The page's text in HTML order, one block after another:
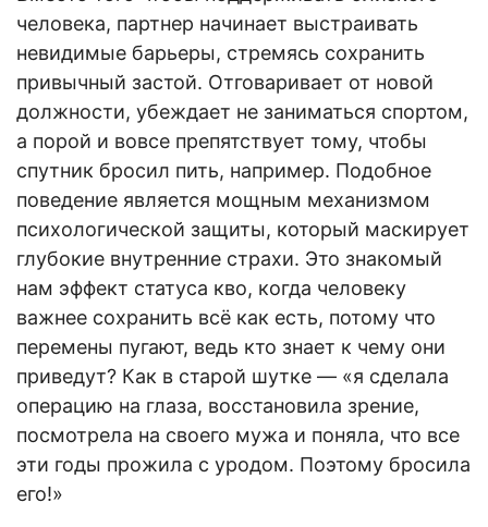
человека, партнер начинает выстраивать
невидимые барьеры, стремясь сохранить
привычный застой. Отговаривает от новой
должности, убеждает не заниматься спортом,
а порой и вовсе препятствует тому, чтобы
спутник бросил пить, например. Подобное
поведение является мощным механизмом
психологической защиты, который маскирует
глубокие внутренние страхи. Это знакомый
нам эффект статуса кво, когда человеку
важнее сохранить всё как есть, потому что
перемены пугают, ведь кто знает к чему они
приведут? Как в старой шутке — «я сделала
операцию на глаза, восстановила зрение,
посмотрела на своего мужа и поняла, что все
эти годы прожила с уродом. Поэтому бросила
его!»